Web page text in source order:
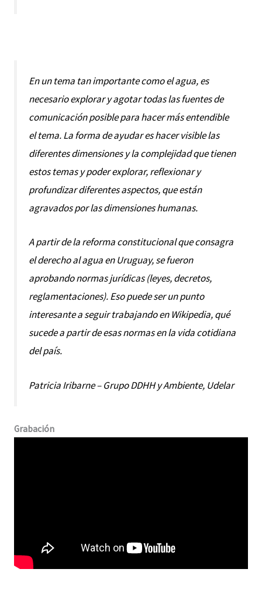
En un tema tan importante como el agua, es
necesario explorar y agotar todas las fuentes de
comunicación posible para hacer más entendible
el tema. La forma de ayudar es hacer visible las
diferentes dimensiones y la complejidad que tienen
estos temas y poder explorar, reflexionar y
profundizar diferentes aspectos, que están
agravados por las dimensiones humanas.
A partir de la reforma constitucional que consagra
el derecho al agua en Uruguay, se fueron
aprobando normas jurídicas (leyes, decretos,
reglamentaciones). Eso puede ser un punto
interesante a seguir trabajando en Wikipedia, qué
sucede a partir de esas normas en la vida cotidiana
del país.
Patricia Iribarne – Grupo DDHH y Ambiente, Udelar
Grabación